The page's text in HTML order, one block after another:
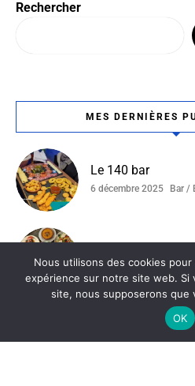
Rechercher
MES DERNIÈRES
Le 140 bar
6 décembre 2025 Bar /
4 décembre 2025
La Ferme Du
Nous utilisons des cookies
expérience sur notre site web. Si
site, nous supposerons que
OK